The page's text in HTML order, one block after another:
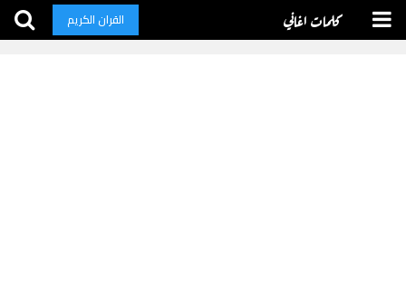
كلمات اغاني القران الكريم